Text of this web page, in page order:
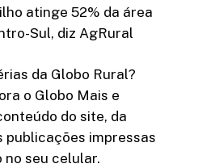
atinge 52% da área
Sul, diz AgRural
da Globo Rural?
o Globo Mais e
do site, da
publicações impressas
no seu celular.